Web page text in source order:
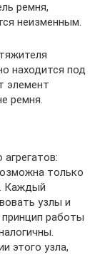
ремня,
неизменным.
находится под
элемент
ремня.
только
Каждый
узлы и
работы
этого узла,